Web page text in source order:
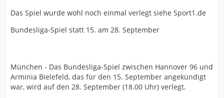
Das Spiel wurde wohl noch einmal verlegt siehe Sport1.de
Bundesliga-Spiel statt 15. am 28. September
München - Das Bundesliga-Spiel zwischen Hannover 96 und
Arminia Bielefeld, das für den 15. September angekündigt
war, wird auf den 28. September (18.00 Uhr) verlegt.